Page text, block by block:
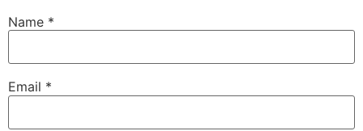
Name *
Email *